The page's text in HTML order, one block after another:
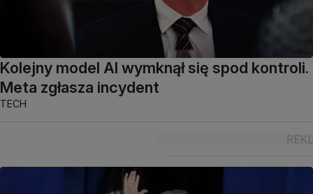
Kolejny model AI wymknął się spod kontroli.
Meta zgłasza incydent
TECH